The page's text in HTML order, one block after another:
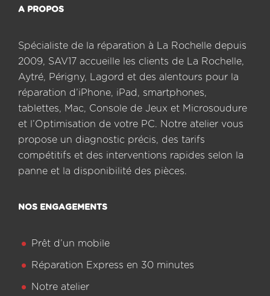
A PROPOS
Spécialiste de la réparation à La Rochelle depuis
2009, SAV17 accueille les clients de La Rochelle,
Aytré, Périgny, Lagord et des alentours pour la
réparation d’iPhone, iPad, smartphones,
tablettes, Mac, Console de Jeux et Microsoudure
et l’Optimisation de votre PC. Notre atelier vous
propose un diagnostic précis, des tarifs
compétitifs et des interventions rapides selon la
panne et la disponibilité des pièces.
NOS ENGAGEMENTS
Prêt d’un mobile
Réparation Express en 30 minutes
Notre atelier